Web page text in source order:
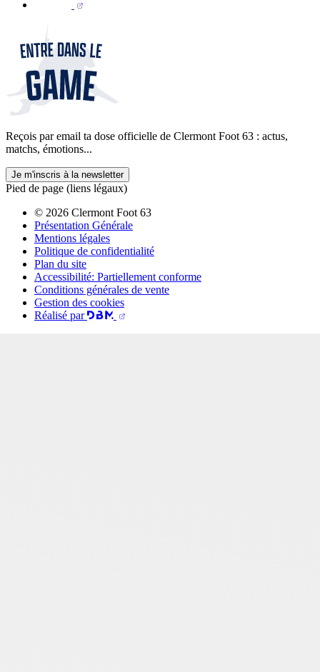
Reçois par email ta dose officielle de Clermont Foot 63 : actus,
matchs, émotions...
Je m'inscris à la newsletter
Pied de page (liens légaux)
© 2026 Clermont Foot 63
Présentation Générale
Mentions légales
Politique de confidentialité
Plan du site
Accessibilité: Partiellement conforme
Conditions générales de vente
Gestion des cookies
Réalisé par